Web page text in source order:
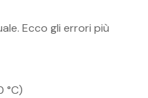
Ecco gli errori più
°C)